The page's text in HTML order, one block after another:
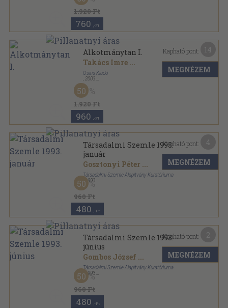
1.920 Ft
760 ,-Ft
Alkotmánytan I.
Takács Imre ...
Osiris Kiadó
2003
Fűzött kemény papírkötés
Osiris tankönyvek sorozat
1.920 Ft
50
960 ,-Ft
Kapható pont:
MEGNÉZEM
Társadalmi Szemle 1993.
január
Gosztonyi Péter ...
Társadalmi Szemle Alapítvány Kuratóriuma
, 1993
Ragasztott papírkötés
Társadalmi Szemle sorozat
960 Ft
50
480 ,-Ft
Kapható pont:
MEGNÉZEM
Társadalmi Szemle 1993.
június
Gombos József ...
Társadalmi Szemle Alapítvány Kuratóriuma
, 1993
Ragasztott papírkötés
Társadalmi Szemle sorozat
960 Ft
50
480 ,-Ft
Kapható pont:
MEGNÉZEM